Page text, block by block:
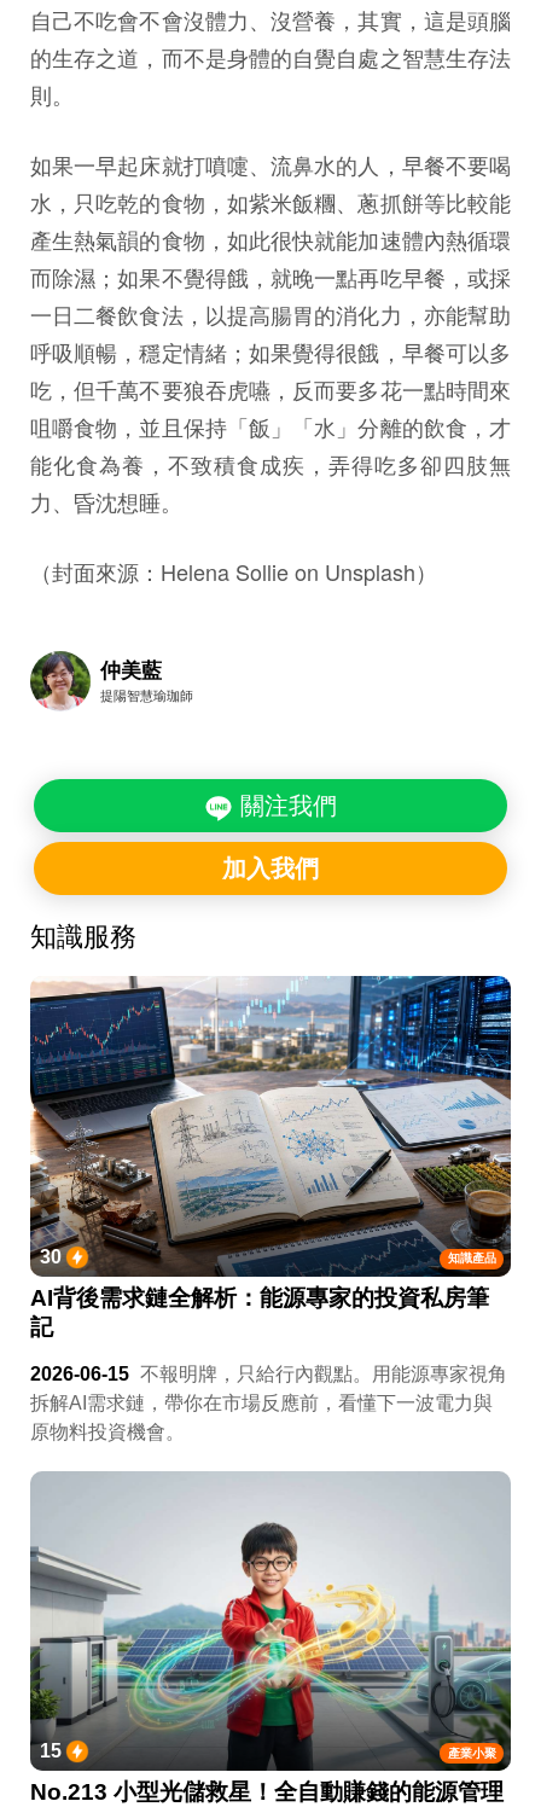
自己不吃會不會沒體力、沒營養，其實，這是頭腦
的生存之道，而不是身體的自覺自處之智慧生存法
則。
如果一早起床就打噴嚏、流鼻水的人，早餐不要喝
水，只吃乾的食物，如紫米飯糰、蔥抓餅等比較能
產生熱氣韻的食物，如此很快就能加速體內熱循環
而除濕；如果不覺得餓，就晚一點再吃早餐，或採
一日二餐飲食法，以提高腸胃的消化力，亦能幫助
呼吸順暢，穩定情緒；如果覺得很餓，早餐可以多
吃，但千萬不要狼吞虎嚥，反而要多花一點時間來
咀嚼食物，並且保持「飯」「水」分離的飲食，才
能化食為養，不致積食成疾，弄得吃多卻四肢無
力、昏沈想睡。
（封面來源：Helena Sollie on Unsplash）
仲美藍
提陽智慧瑜珈師
關注我們
加入我們
知識服務
知識產品
30
AI背後需求鏈全解析：能源專家的投資私房筆
記
2026-06-15 不報明牌，只給行內觀點。用能源專家視角
拆解AI需求鏈，帶你在市場反應前，看懂下一波電力與
原物料投資機會。
產業小聚
15
No.213 小型光儲救星！全自動賺錢的能源管理